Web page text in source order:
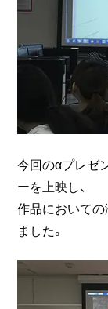
今回のαプレゼ
ーを上映し、
作品において
ました。